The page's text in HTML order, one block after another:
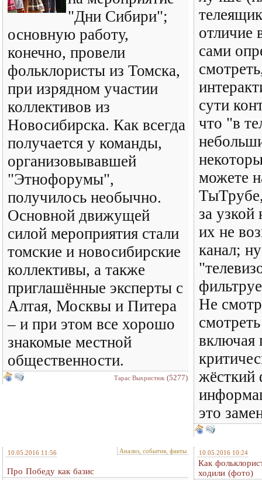
"Дни Сибири";
основную работу,
конечно, провели
фольклористы из Томска,
при изрядном участии
коллективов из
Новосибирска. Как всегда
получается у команды,
организовывавшей
"Этнофорумы",
получилось необычно.
Основной движущей
силой мероприятия стали
томские и новосибирские
коллективы, а также
приглашённые эксперты с
Алтая, Москвы и Питера
– и при этом все хорошо
знакомые местной
общественности.
Тарас Выхристюк (5277)
отличие
сами
сути
что "в
можете
за узкой
их не
канал;
Не
включая
жёсткий
это
10.05.2016 11:56 Анализ, события, факты
Про Победу как базис
10.05.2016 10:24
Как
ходили (фото)